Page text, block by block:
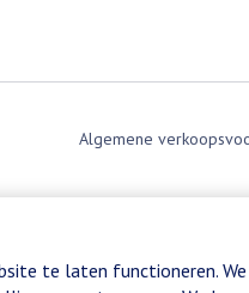
te laten functioneren. We
Algemene